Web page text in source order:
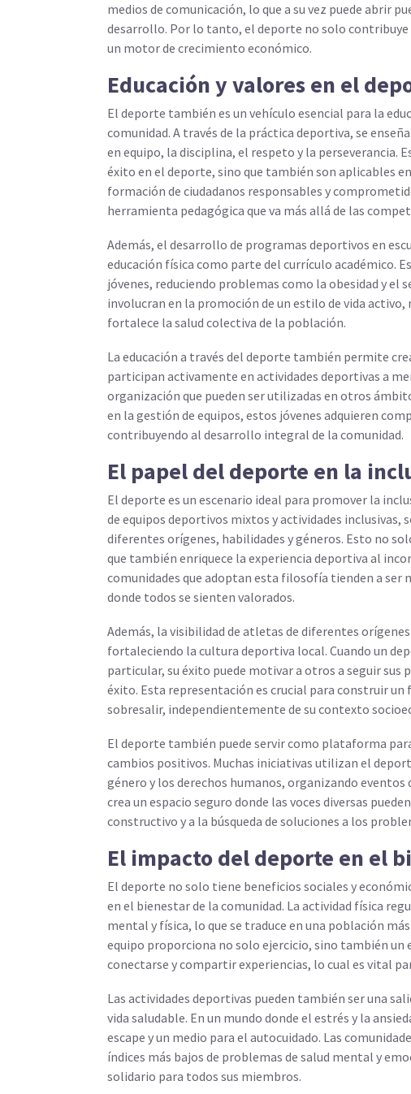
medios de comunicación, lo que a su vez puede abrir
desarrollo. Por lo tanto, el deporte no solo
un motor de crecimiento económico.
Educación y valores en el
El deporte también es un vehículo esencial para la
comunidad. A través de la práctica deportiva, se
en equipo, la disciplina, el respeto y la perseverancia.
éxito en el deporte, sino que también son aplicables
formación de ciudadanos responsables y
herramienta pedagógica que va más allá de las
Además, el desarrollo de programas deportivos en
educación física como parte del currículo académico.
jóvenes, reduciendo problemas como la obesidad y el
involucran en la promoción de un estilo de vida
fortalece la salud colectiva de la población.
La educación a través del deporte también permite
participan activamente en actividades deportivas a
organización que pueden ser utilizadas en otros
en la gestión de equipos, estos jóvenes adquieren
contribuyendo al desarrollo integral de la comunidad.
El papel del deporte en la
El deporte es un escenario ideal para promover la
de equipos deportivos mixtos y actividades inclusivas,
diferentes orígenes, habilidades y géneros. Esto no
que también enriquece la experiencia deportiva al
comunidades que adoptan esta filosofía tienden a
donde todos se sienten valorados.
Además, la visibilidad de atletas de diferentes
fortaleciendo la cultura deportiva local. Cuando un
particular, su éxito puede motivar a otros a seguir sus
éxito. Esta representación es crucial para construir
sobresalir, independientemente de su contexto
El deporte también puede servir como plataforma
cambios positivos. Muchas iniciativas utilizan el
género y los derechos humanos, organizando
crea un espacio seguro donde las voces diversas
constructivo y a la búsqueda de soluciones a los
El impacto del deporte en el
El deporte no solo tiene beneficios sociales y
en el bienestar de la comunidad. La actividad física
mental y física, lo que se traduce en una población
equipo proporciona no solo ejercicio, sino también un
conectarse y compartir experiencias, lo cual es vital
Las actividades deportivas pueden también ser una
vida saludable. En un mundo donde el estrés y la
escape y un medio para el autocuidado. Las
índices más bajos de problemas de salud mental y
solidario para todos sus miembros.